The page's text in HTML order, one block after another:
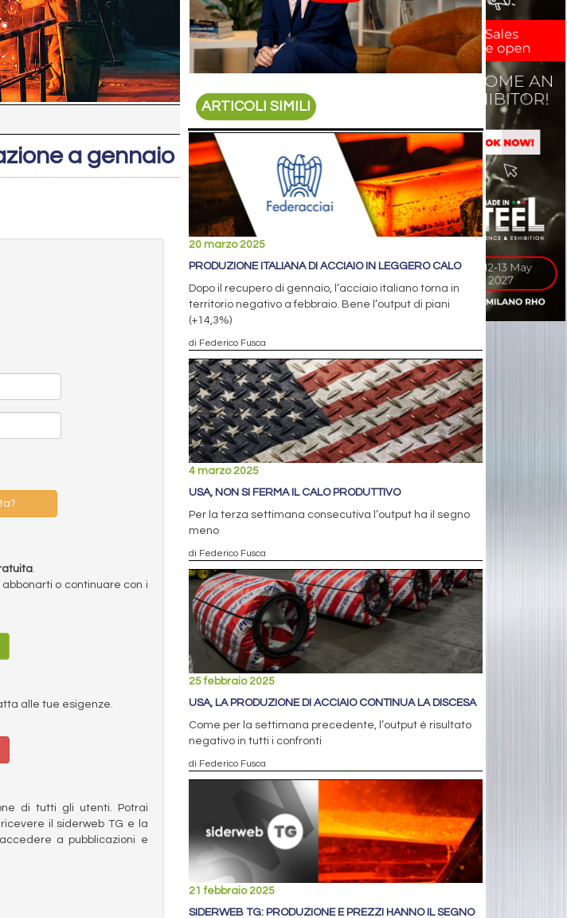
a gennaio
.
o continuare con i
alle tue esigenze.
di tutti gli utenti. Potrai
il siderweb TG e la
a pubblicazioni e
ARTICOLI SIMILI
20 marzo 2025
PRODUZIONE ITALIANA DI ACCIAIO IN LEGGERO CALO
Dopo il recupero di gennaio, l’acciaio italiano torna in
territorio negativo a febbraio. Bene l’output di piani
(+14,3%)
di Federico Fusca
4 marzo 2025
USA, NON SI FERMA IL CALO PRODUTTIVO
Per la terza settimana consecutiva l’output ha il segno
meno
di Federico Fusca
25 febbraio 2025
USA, LA PRODUZIONE DI ACCIAIO CONTINUA LA DISCESA
Come per la settimana precedente, l’output è risultato
negativo in tutti i confronti
di Federico Fusca
21 febbraio 2025
SIDERWEB TG: PRODUZIONE E PREZZI HANNO IL SEGNO